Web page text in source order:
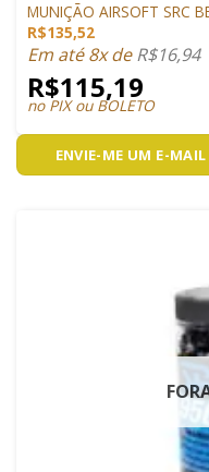
MUNIÇÃO AIRSOFT SRC
R$135,52
Em até 8x deR$16,94
R$115,19
no PIX ou BOLETO
ENVIE-ME UM E-